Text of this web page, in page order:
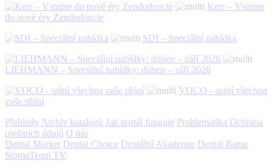
Kerr – Vstupte
do nové éry Zendodoncie
SDI – Speciální nabídka
LIEHMANN – Speciální nabídky: duben – září 2026
VOCO - splní všechna
vaše přání
Přehledy Archiv katalogů Jak portál funguje Problematika Ochrana
osobních údajů O nás
Dental Market Dental Choice Dentální Akademie Dental Bazar
StomaTeam TV